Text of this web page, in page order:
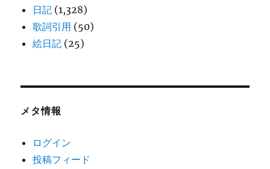
日記 (1,328)
歌詞引用 (50)
絵日記 (25)
メタ情報
ログイン
投稿フィード